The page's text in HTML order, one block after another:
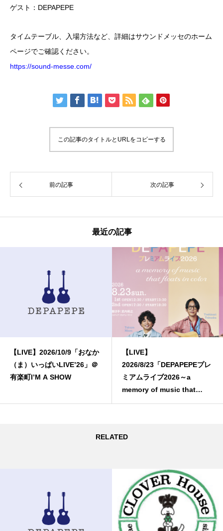
ゲスト：DEPAPEPE
タイムテーブル、入場方法など、詳細はサウンドメッセのホーム
ページでご確認ください。
https://sound-messe.com/
この記事のタイトルとURLをコピーする
前の記事 次の記事
最近の記事
【LIVE】2026/10/9「おなか
（ま）いっぱいLIVE’26」＠
有楽町I’M A SHOW
【LIVE】
2026/8/23「DEPAPEPEプレ
ミアムライブ2026～a
memory of music that
floats in color～」
RELATED